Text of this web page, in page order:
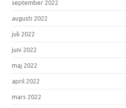
september 2022
augusti 2022
juli 2022
juni 2022
maj 2022
april 2022
mars 2022